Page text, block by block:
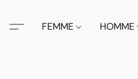
FEMME HOMME